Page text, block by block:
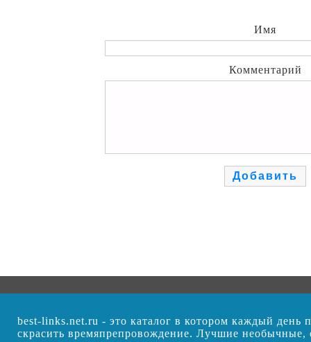
Имя
Комментарий
best-links.net.ru - это каталог в котором каждый день
скрасить времяпрепровождение. Лучшие